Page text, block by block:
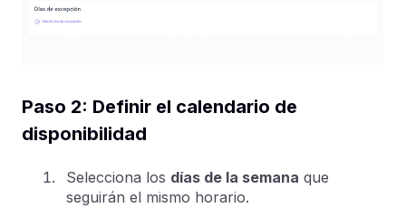
Paso 2: Definir el calendario de
disponibilidad
Selecciona los días de la semana que
seguirán el mismo horario.